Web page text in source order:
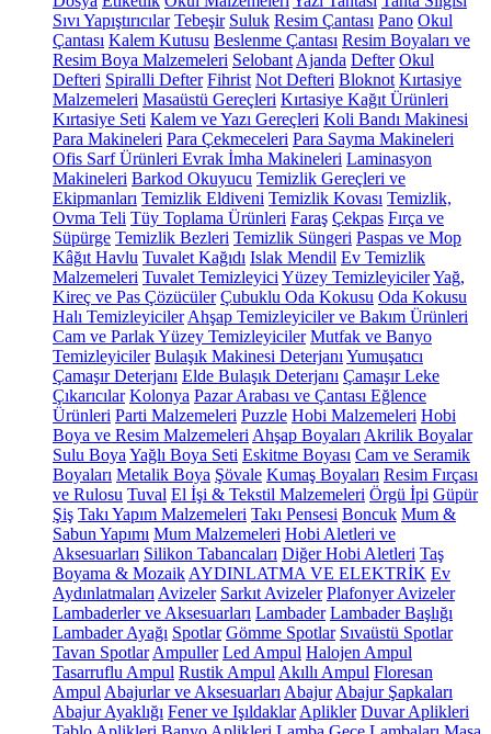
Sıvı Yapıştırıcılar Tebeşir Suluk Resim Çantası Pano Okul
Çantası Kalem Kutusu Beslenme Çantası Resim Boyaları ve
Resim Boya Malzemeleri Selobant Ajanda Defter Okul
Defteri Spiralli Defter Fihrist Not Defteri Bloknot Kırtasiye
Malzemeleri Masaüstü Gereçleri Kırtasiye Kağıt Ürünleri
Kırtasiye Seti Kalem ve Yazı Gereçleri Koli Bandı Makinesi
Para Makineleri Para Çekmeceleri Para Sayma Makineleri
Ofis Sarf Ürünleri Evrak İmha Makineleri Laminasyon
Makineleri Barkod Okuyucu Temizlik Gereçleri ve
Ekipmanları Temizlik Eldiveni Temizlik Kovası Temizlik,
Ovma Teli Tüy Toplama Ürünleri Faraş Çekpas Fırça ve
Süpürge Temizlik Bezleri Temizlik Süngeri Paspas ve Mop
Kâğıt Havlu Tuvalet Kağıdı Islak Mendil Ev Temizlik
Malzemeleri Tuvalet Temizleyici Yüzey TemizleyicilerYağ,
Kireç ve Pas Çözücüler Çubuklu Oda Kokusu Oda Kokusu
Halı Temizleyiciler Ahşap Temizleyiciler ve Bakım Ürünleri
Cam ve Parlak Yüzey Temizleyiciler Mutfak ve Banyo
Temizleyiciler Bulaşık Makinesi Deterjanı Yumuşatıcı
Çamaşır Deterjanı Elde Bulaşık Deterjanı Çamaşır Leke
Çıkarıcılar Kolonya Pazar Arabası ve Çantası Eğlence
Ürünleri Parti Malzemeleri Puzzle Hobi Malzemeleri Hobi
Boya ve Resim Malzemeleri Ahşap Boyaları Akrilik Boyalar
Sulu Boya Yağlı Boya Seti Eskitme Boyası Cam ve Seramik
Boyaları Metalik Boya Şövale Kumaş Boyaları Resim Fırçası
ve Rulosu Tuval El İşi & Tekstil Malzemeleri Örgü İpi Güpür
Şiş Takı Yapım Malzemeleri Takı Pensesi Boncuk Mum &
Sabun Yapımı Mum Malzemeleri Hobi Aletleri ve
Aksesuarları Silikon Tabancaları Diğer Hobi Aletleri Taş
Boyama & Mozaik AYDINLATMA VE ELEKTRİK Ev
Aydınlatmaları Avizeler Sarkıt Avizeler Plafonyer Avizeler
Lambaderler ve Aksesuarları Lambader Lambader Başlığı
Lambader Ayağı Spotlar Gömme Spotlar Sıvaüstü Spotlar
Tavan Spotlar Ampuller Led Ampul Halojen Ampul
Tasarruflu Ampul Rustik Ampul Akıllı Ampul Floresan
Ampul Abajurlar ve Aksesuarları Abajur Abajur Şapkaları
Abajur Ayaklığı Fener ve Işıldaklar Aplikler Duvar Aplikleri